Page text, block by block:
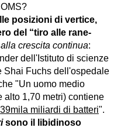
posizioni di vertice,
del “tiro alle rane-
crescita continua:
dell'Istituto di scienze
Shai Fuchs dell'ospedale
"Un uomo medio
alto 1,70 metri) contiene
39mila miliardi di batteri".
sono il libidinoso